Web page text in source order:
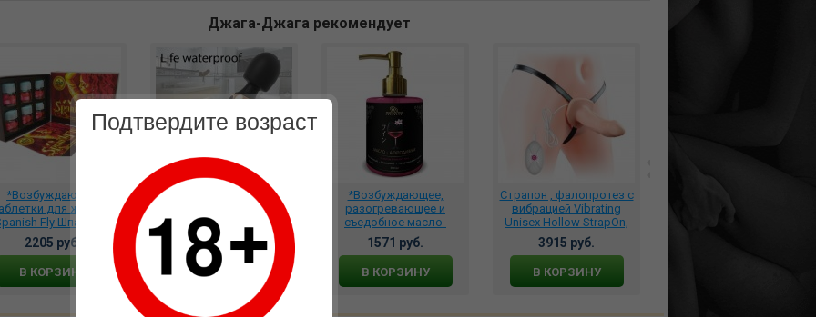
Джага-Джага рекомендует
*Возбуждающие
для женщин
Fly Шпанская
мушка 18 таб., 956997
2205 руб.
В КОРЗИНУ
****Вибромассажер
точки G и стимулятор
клитора Wand с 2
моторами и 20
режимами вибраций,
33109ne
5931 руб.
В КОРЗИНУ
*Возбуждающее,
разогревающее и
съедобное масло-
афродизиак для тела со
вкусом Японское Вино,
1571 руб.
В КОРЗИНУ
Страпон , фалопротез с
вибрацией Vibrating
Unisex Hollow StrapOn,
LV3002
3915 руб.
В КОРЗИНУ
Подтвердите возраст